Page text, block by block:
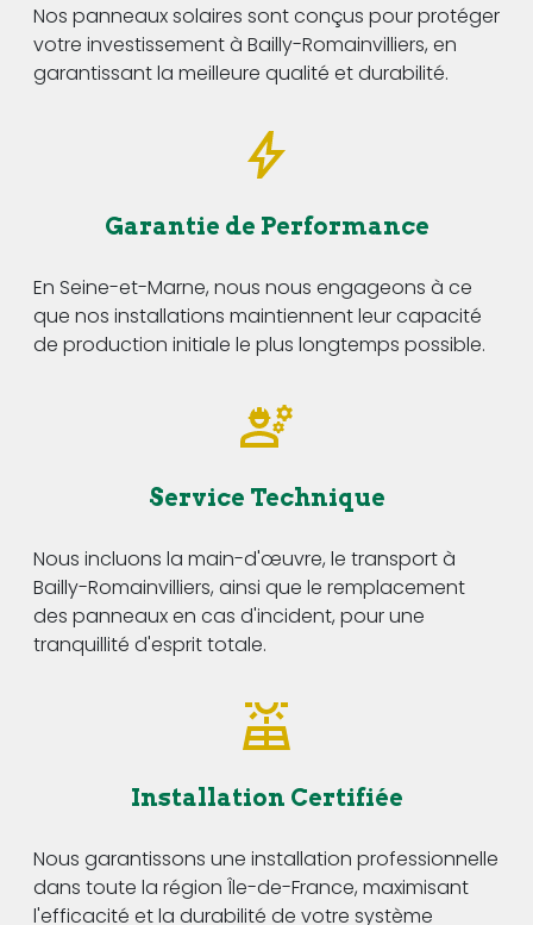
Nos panneaux solaires sont conçus pour protéger
votre investissement à Bailly-Romainvilliers, en
garantissant la meilleure qualité et durabilité.
Garantie de Performance
En Seine-et-Marne, nous nous engageons à ce
que nos installations maintiennent leur capacité
de production initiale le plus longtemps possible.
Service Technique
Nous incluons la main-d'œuvre, le transport à
Bailly-Romainvilliers, ainsi que le remplacement
des panneaux en cas d'incident, pour une
tranquillité d'esprit totale.
Installation Certifiée
Nous garantissons une installation professionnelle
dans toute la région Île-de-France, maximisant
l'efficacité et la durabilité de votre système